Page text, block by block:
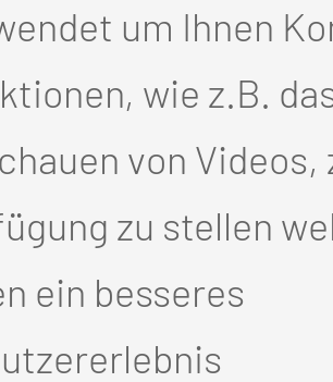
Universität
Thiemstr. 111
Cottbus
um Ihnen
wie z.B.
von Videos,
zu stellen
ein besseres